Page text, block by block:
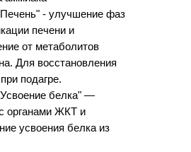
- улучшение фаз
печени и
от метаболитов
Для восстановления
подагре. ⠀
белка" —
органами ЖКТ и
усвоения белка из